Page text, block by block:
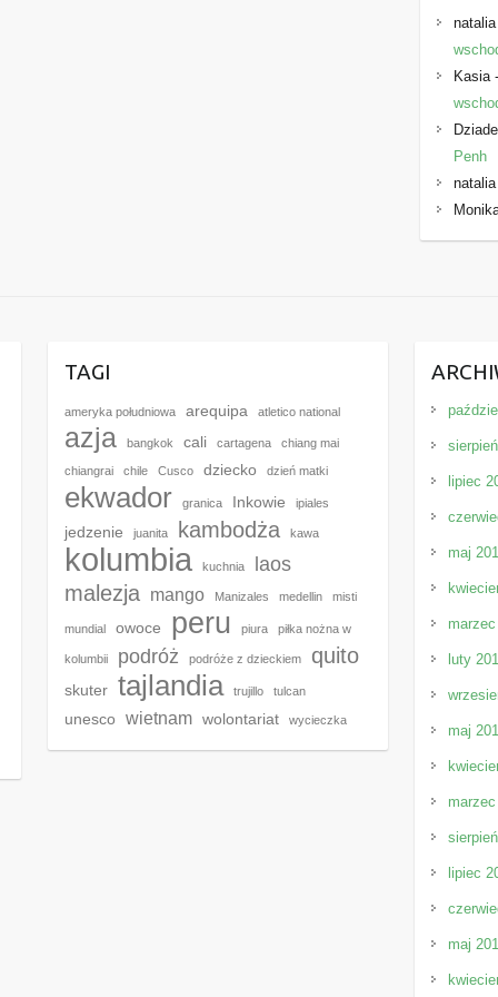
natalia
Kasia-
Penh
natalia
TAGI
ameryka południowa arequipa atletico national
azja bangkok cali cartagena chiang mai
chiangrai chile Cusco dziecko dzień matki
ekwador granica Inkowie ipiales
jedzenie juanita kambodża kawa
kolumbia kuchnia laos
malezja mango Manizales medellin misti
mundial owoce peru piura piłka nożna w
kolumbii podróż podróże z dzieckiem quito
skuter tajlandia trujillo tulcan
unesco wietnam wolontariat wycieczka
lipiec
maj
luty
maj
lipiec
maj